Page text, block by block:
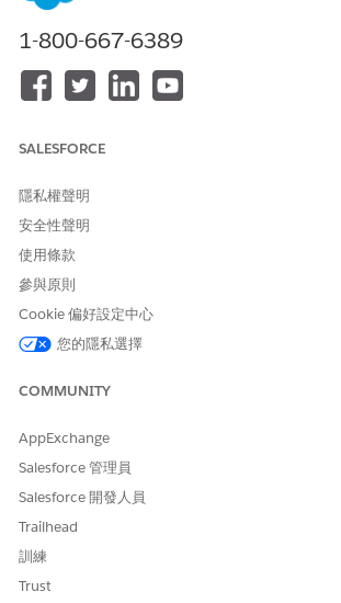
預測支援各種使用個案。
收入預測:使用歷程記錄績效資料預估未來收
需求規劃
:估計跨期間的產品或服務需求
銷售趨勢分析:識別銷售管道或預訂中的成長
季節模式分析
如,在存在明確定義的度量時,僅使用過去收入資
入。
預測的運作方式
預測模型會從歷程記錄時間序列資料中學習,即
如每日銷售或每月收入。模型會識別趨勢方向和
這些模式投影到未來以產生預估。
預測輸出包含代表預測不確定性的預估間隔。上
每個預測記錄都包含以下輸出:
預測值—每個未來期間的預估值
預測上限—預估範圍的高端
預測下限—預估範圍的下端
檢閱這些預測概念。
分割欄
1-800-667-6389
SALESFORCE
隱私權聲明
安全性聲明
使用條款
參與原則
Cookie 偏好設定中心
您的隱私選擇
COMMUNITY
AppExchange
Salesforce 管理員
Salesforce 開發人員
Trailhead
訓練
Trust